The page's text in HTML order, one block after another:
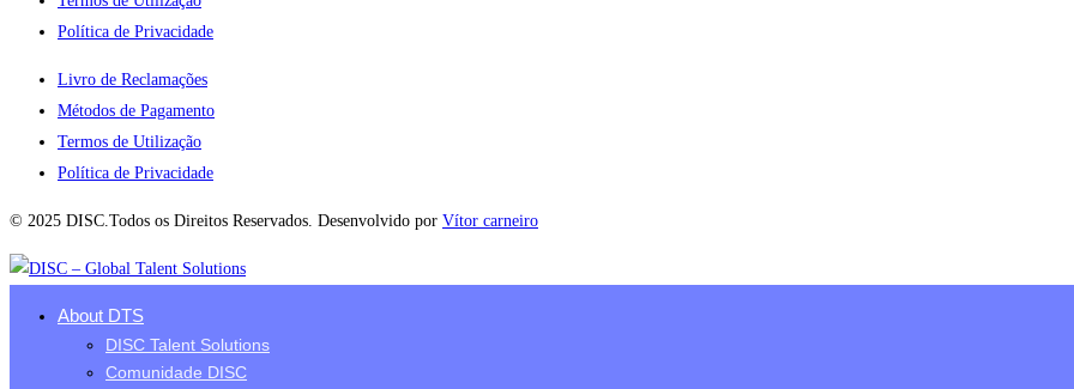
Política de Privacidade
Livro de Reclamações
Métodos de Pagamento
Termos de Utilização
Política de Privacidade
© 2025 DISC.Todos os Direitos Reservados. Desenvolvido por Vítor carneiro
About DTS
DISC Talent Solutions
Comunidade DISC